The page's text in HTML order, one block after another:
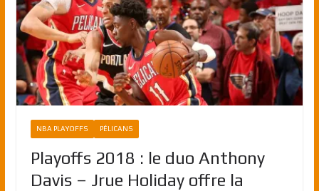
NBA PLAYOFFS PÉLICANS
Playoffs 2018 : le duo Anthony
Davis – Jrue Holiday offre la